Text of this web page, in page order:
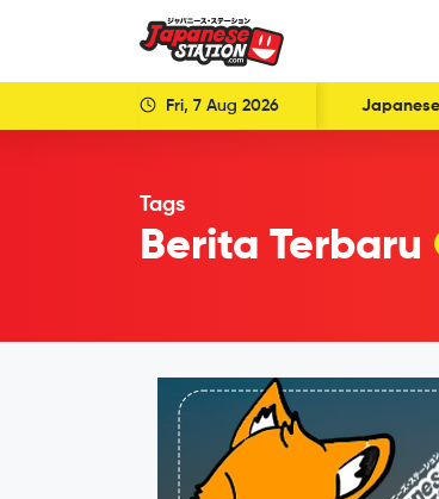
Fri, 7 Aug 2026
Tags
Berita Terbaru